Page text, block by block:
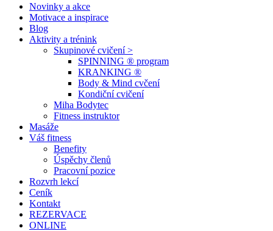
Novinky a akce
Motivace a inspirace
Blog
Aktivity a trénink
Skupinové cvičení >
SPINNING ® program
KRANKING ®
Body & Mind cvčení
Kondiční cvičení
Miha Bodytec
Fitness instruktor
Masáže
Váš fitness
Benefity
Úspěchy členů
Pracovní pozice
Rozvrh lekcí
Ceník
Kontakt
REZERVACE
ONLINE